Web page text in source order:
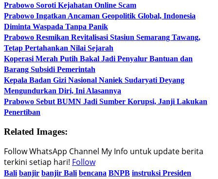
Prabowo Soroti Kejahatan Online Scam
Prabowo Ingatkan Ancaman Geopolitik Global, Indonesia
Diminta Waspada Tanpa Panik
Prabowo Resmikan Revitalisasi Stasiun Semarang Tawang,
Tetap Pertahankan Nilai Sejarah
Koperasi Merah Putih Bakal Jadi Penyalur Bantuan dan
Barang Subsidi Pemerintah
Kepala Badan Gizi Nasional Naniek Sudaryati Deyang
Mengundurkan Diri, Ini Alasannya
Prabowo Sebut BUMN Jadi Sumber Korupsi, Janji Lakukan
Penertiban
Related Images:
Follow WhatsApp Channel My Info untuk update berita
terkini setiap hari! Follow
Bali banjir banjir Bali bencana BNPB instruksi Presiden